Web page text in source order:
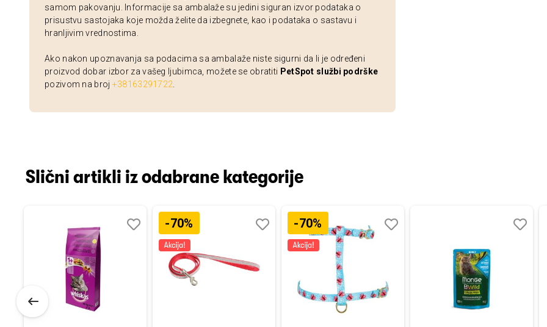
samom pakovanju. Informacije sa ambalaže su jedini siguran izvor podataka o
prisustvu sastojaka koje možda želite da izbegnete, kao i podataka o sastavu i
hranljivim vrednostima.
Ako nakon upoznavanja sa podacima sa ambalaže niste sigurni da li je određeni
proizvod dobar izbor za vašeg ljubimca, možete se obratiti PetSpot službi podrške
pozivom na broj +38163291722
Slični artikli iz odabrane kategorije
Uporedi
-70%
želja
Uporedi
-70%